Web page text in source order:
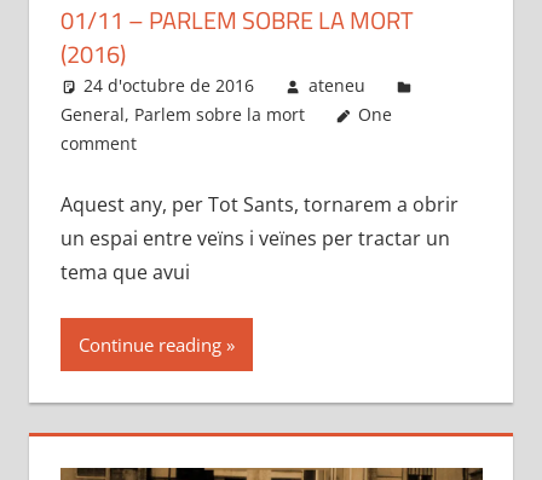
01/11 – PARLEM SOBRE LA MORT
(2016)
24 d'octubre de 2016
ateneu
General, Parlem sobre la mort
One
comment
Aquest any, per Tot Sants, tornarem a obrir
un espai entre veïns i veïnes per tractar un
tema que avui
Continue reading